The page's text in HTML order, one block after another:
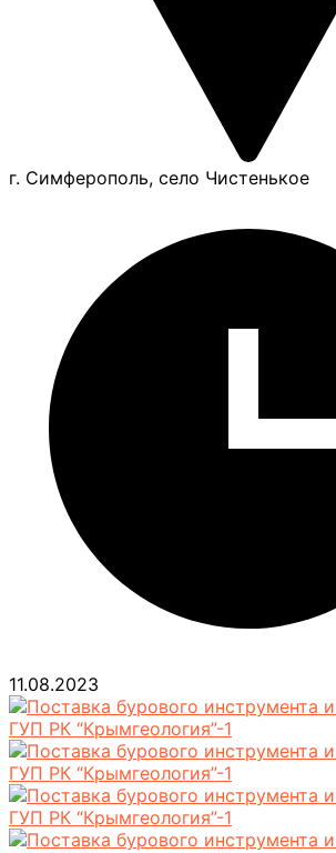
г. Симферополь, село Чистенькое
11.08.2023